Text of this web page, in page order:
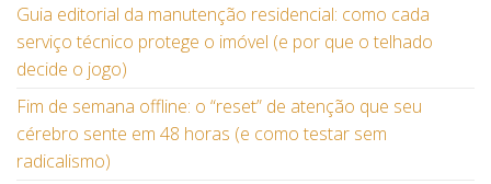
Guia editorial da manutenção residencial: como cada
serviço técnico protege o imóvel (e por que o telhado
decide o jogo)
Fim de semana offline: o “reset” de atenção que seu
cérebro sente em 48 horas (e como testar sem
radicalismo)